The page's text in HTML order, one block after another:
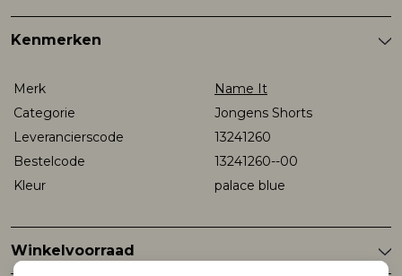
Kenmerken
Merk
Name It
Categorie
Jongens Shorts
Leverancierscode
13241260
Bestelcode
13241260--00
Kleur
palace blue
Winkelvoorraad